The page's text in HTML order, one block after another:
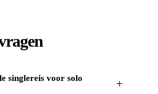
singlereis voor solo
+